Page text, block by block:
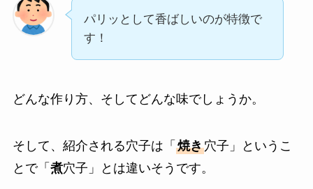
パリッとして香ばしいのが特徴で
す！
どんな作り方、そしてどんな味でしょうか。
そして、紹介される穴子は「 焼き穴子」というこ
とで「 煮穴子」とは違いそうです。